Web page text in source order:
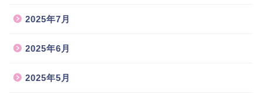
2025年7月
2025年6月
2025年5月